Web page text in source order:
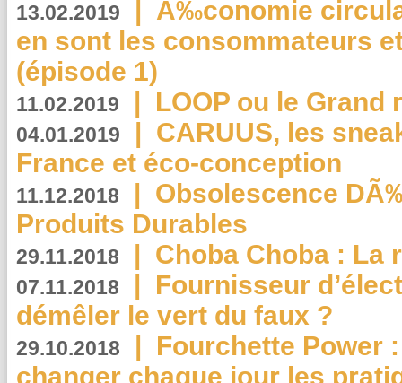
13.02.2019 | Ã‰conomie
en sont les consommateurs
(épisode 1)
11.02.2019 | LOOP ou le Grand
04.01.2019 | CARUUS, les
France et éco-conception
11.12.2018 | Obsolescence
Produits Durables
29.11.2018 | Choba Choba : La
07.11.2018 | Fournisseur
démêler le vert du faux ?
29.10.2018 | Fourchette Power
changer chaque jour les